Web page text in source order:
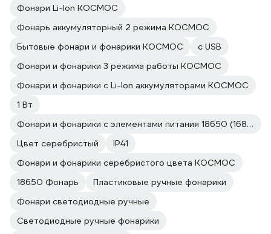
Фонари Li-Ion КОСМОС
Фонарь аккумуляторный 2 режима КОСМОС
Бытовые фонари и фонарики КОСМОС
с USB
Фонари и фонарики 3 режима работы КОСМОС
Фонари и фонарики с Li-Ion аккумуляторами КОСМОС
1 Вт
Фонари и фонарики с элементами питания 18650 (168a) КОСМОС
Цвет серебристый
IP41
Фонари и фонарики серебристого цвета КОСМОС
18650 Фонарь
Пластиковые ручные фонарики
Фонари светодиодные ручные
Светодиодные ручные фонарики